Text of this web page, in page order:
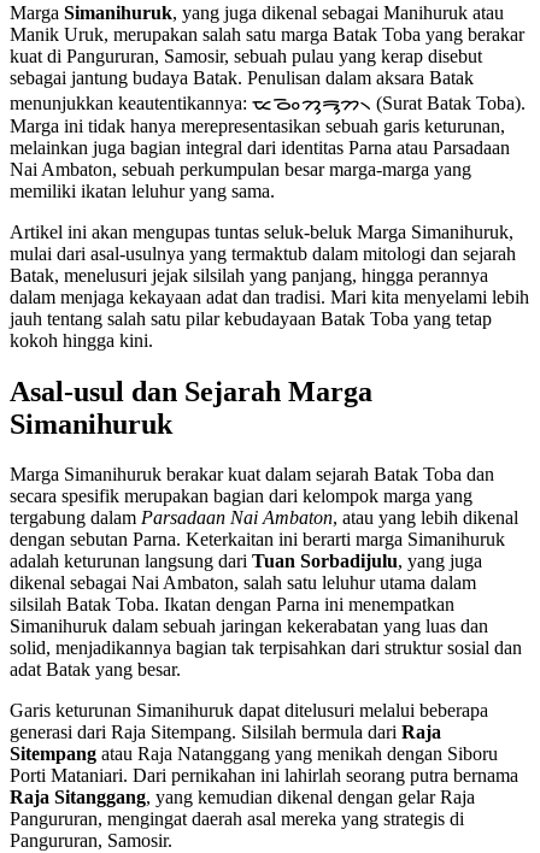
Marga Simanihuruk, yang juga dikenal sebagai Manihuruk atau
Manik Uruk, merupakan salah satu marga Batak Toba yang berakar
kuat di Pangururan, Samosir, sebuah pulau yang kerap disebut
sebagai jantung budaya Batak. Penulisan dalam aksara Batak
menunjukkan keautentikannya: ᯔᯉᯪᯂᯮᯒᯮᯂ᯲ (Surat Batak Toba).
Marga ini tidak hanya merepresentasikan sebuah garis keturunan,
melainkan juga bagian integral dari identitas Parna atau Parsadaan
Nai Ambaton, sebuah perkumpulan besar marga-marga yang
memiliki ikatan leluhur yang sama.
Artikel ini akan mengupas tuntas seluk-beluk Marga Simanihuruk,
mulai dari asal-usulnya yang termaktub dalam mitologi dan sejarah
Batak, menelusuri jejak silsilah yang panjang, hingga perannya
dalam menjaga kekayaan adat dan tradisi. Mari kita menyelami lebih
jauh tentang salah satu pilar kebudayaan Batak Toba yang tetap
kokoh hingga kini.
Asal-usul dan Sejarah Marga
Simanihuruk
Marga Simanihuruk berakar kuat dalam sejarah Batak Toba dan
secara spesifik merupakan bagian dari kelompok marga yang
tergabung dalam Parsadaan Nai Ambaton, atau yang lebih dikenal
dengan sebutan Parna. Keterkaitan ini berarti marga Simanihuruk
adalah keturunan langsung dari Tuan Sorbadijulu, yang juga
dikenal sebagai Nai Ambaton, salah satu leluhur utama dalam
silsilah Batak Toba. Ikatan dengan Parna ini menempatkan
Simanihuruk dalam sebuah jaringan kekerabatan yang luas dan
solid, menjadikannya bagian tak terpisahkan dari struktur sosial dan
adat Batak yang besar.
Garis keturunan Simanihuruk dapat ditelusuri melalui beberapa
generasi dari Raja Sitempang. Silsilah bermula dari Raja
Sitempang atau Raja Natanggang yang menikah dengan Siboru
Porti Mataniari. Dari pernikahan ini lahirlah seorang putra bernama
Raja Sitanggang, yang kemudian dikenal dengan gelar Raja
Pangururan, mengingat daerah asal mereka yang strategis di
Pangururan, Samosir.